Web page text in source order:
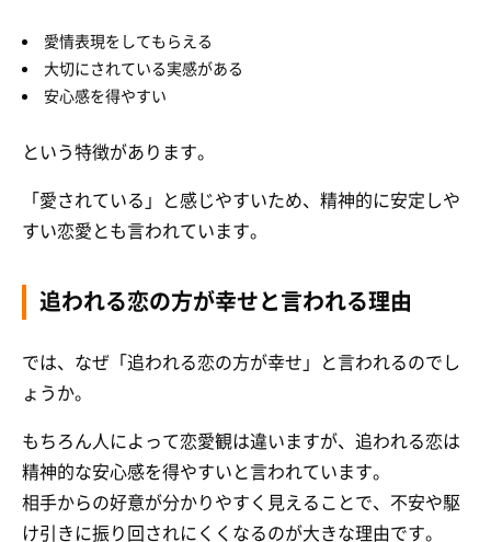
愛情表現をしてもらえる
大切にされている実感がある
安心感を得やすい
という特徴があります。
「愛されている」と感じやすいため、精神的に安定しや
すい恋愛とも言われています。
追われる恋の方が幸せと言われる理由
では、なぜ「追われる恋の方が幸せ」と言われるのでし
ょうか。
もちろん人によって恋愛観は違いますが、追われる恋は
精神的な安心感を得やすいと言われています。
相手からの好意が分かりやすく見えることで、不安や駆
け引きに振り回されにくくなるのが大きな理由です。